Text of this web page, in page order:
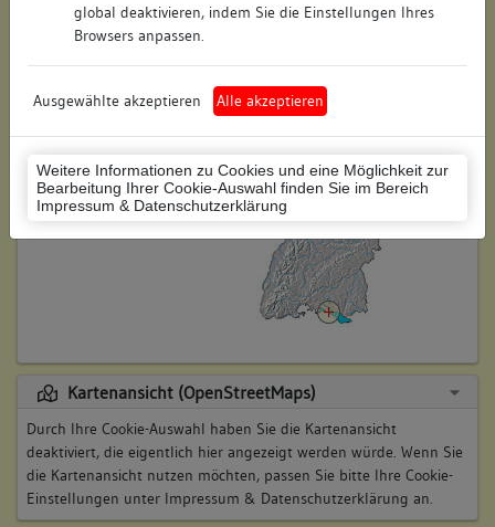
global deaktivieren, indem Sie die Einstellungen Ihres
Browsers anpassen.
Ausgewählte akzeptieren Alle akzeptieren
Weitere Informationen zu Cookies und eine Möglichkeit zur
Bearbeitung Ihrer Cookie-Auswahl finden Sie im Bereich
Impressum & Datenschutzerklärung
Wohnplatzschlüssel: 8335043012
Flurstücknummer: keine
Historischer Straßenname: keiner
Lage des Wohnplatzes:
Kartenansicht (OpenStreetMaps)
Durch Ihre Cookie-Auswahl haben Sie die Kartenansicht
deaktiviert, die eigentlich hier angezeigt werden würde. Wenn Sie
die Kartenansicht nutzen möchten, passen Sie bitte Ihre Cookie-
Einstellungen unter Impressum & Datenschutzerklärung an.